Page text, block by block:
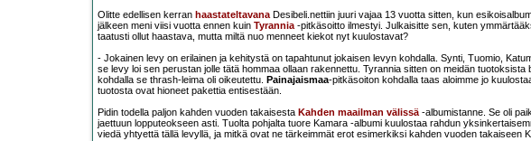
Olitte edellisen kerran haastateltavanaDesibeli.nettiin juuri vajaa 13 vuotta sitten, kun
jälkeen meni viisi vuotta ennen kuin Tyrannia-pitkäsoitto ilmestyi. Julkaisitte sen, kuten
taatusti ollut haastava, mutta miltä nuo menneet kiekot nyt kuulostavat?
- Jokainen levy on erilainen ja kehitystä on tapahtunut jokaisen levyn kohdalla. Synti, Tuomio,
se levy loi sen perustan jolle tätä hommaa ollaan rakennettu. Tyrannia sitten on meidän
kohdalla se thrash-leima oli oikeutettu. Painajaismaa-pitkäsoiton kohdalla taas aloimme jo
tuotosta ovat hioneet pakettia entisestään.
Pidin todella paljon kahden vuoden takaisesta Kahden maailman välissä-albumistanne. Se oli
jaettuun lopputeokseen asti. Tuolta pohjalta tuore Kamara -albumi kuulostaa rahdun
viedä yhtyettä tällä levyllä, ja mitkä ovat ne tärkeimmät erot esimerkiksi kahden vuoden takaiseen